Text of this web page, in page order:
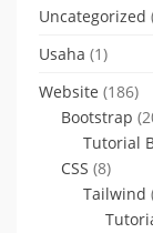
Uncategorized
Usaha (1)
Website (186)
Bootstrap
Tutorial
CSS (8)
Tailwind